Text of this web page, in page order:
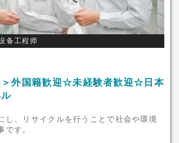
备工程师
＞外国籍歓迎☆未経験者歓迎☆日本
し、リサイクルを行うことで社会や環境
です。